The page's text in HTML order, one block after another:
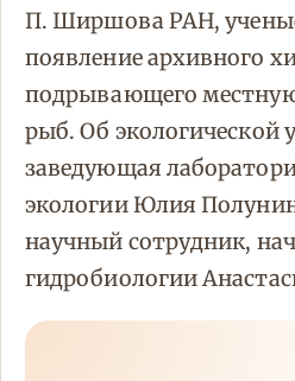
П. Ширшова РАН,
появление архивного
подрывающего
рыб. Об экологической
заведующая
экологии Юлия
научный сотрудник,
гидробиологии